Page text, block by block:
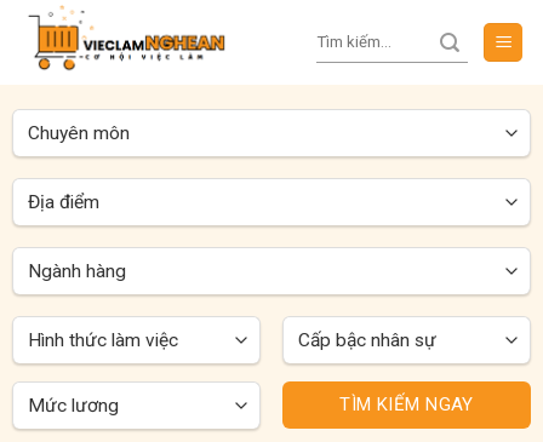
Skip
content
TÌM KIẾM NGAY